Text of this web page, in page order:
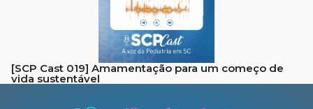
[SCP Cast 019] Amamentação para um começo de
vida sustentável